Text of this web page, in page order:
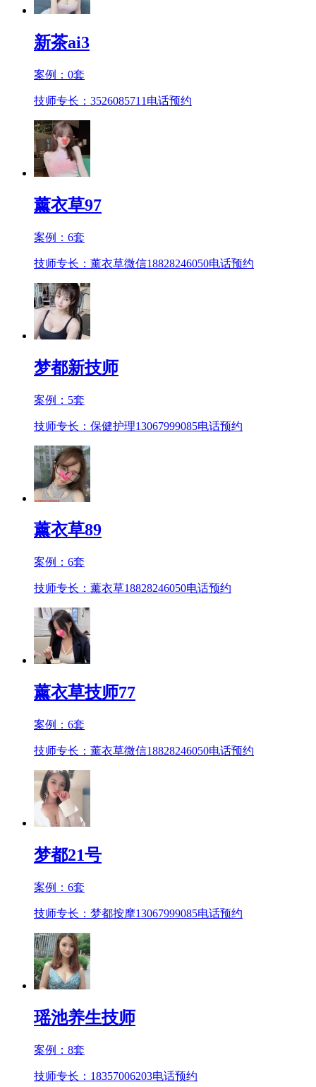
新茶ai3
案例： 0套
技师专长：3526085711 电话预约
薰衣草97
案例： 6套
技师专长：薰衣草微信18828246050电话预约
梦都新技师
案例： 5套
技师专长：保健护理13067999085电话预约
薰衣草89
案例： 6套
技师专长：薰衣草18828246050电话预约
薰衣草技师77
案例： 6套
技师专长：薰衣草微信18828246050电话预约
梦都21号
案例： 6套
技师专长：梦都按摩13067999085电话预约
瑶池养生技师
案例： 8套
技师专长：18357006203电话预约